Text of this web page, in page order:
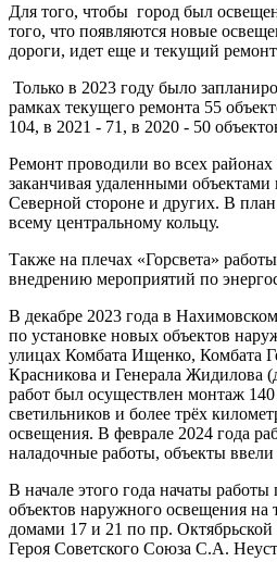
Для того, чтобы город был
того, что появляются новые
дороги, идет еще и текущий
Только в 2023 году было
рамках текущего ремонта 55
104, в 2021 - 71, в 2020 - 50
Ремонт проводили во всех районах
заканчивая удаленными
Северной стороне и других. В
всему центральному кольцу.
Также на плечах «Горсвета»
внедрению мероприятий по
В декабре 2023 года в
по установке новых объектов
улицах Комбата Ищенко, Комбата
Красникова и Генерала Жидилова
работ был осуществлен монтаж
светильников и более трёх
освещения. В феврале 2024 года
наладочные работы, объекты
В начале этого года начаты
объектов наружного освещения на
домами 17 и 21 по пр.
Героя Советского Союза С.А.